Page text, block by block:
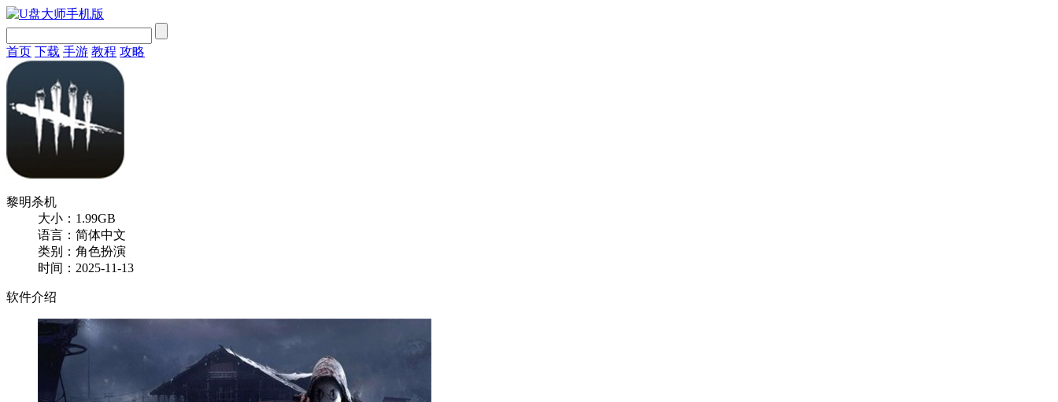
首页 下载 手游 教程 攻略
黎明杀机
大小：1.99GB
语言：简体中文
类别：角色扮演
时间：2025-11-13
软件介绍